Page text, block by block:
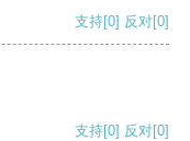
支持[0] 反对[0]
支持[0] 反对[0]